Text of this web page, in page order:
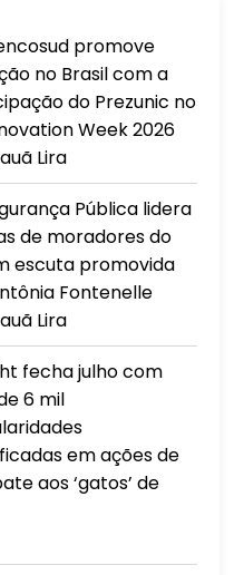
promove
no Brasil com a
do Prezunic no
Week 2026
Lira
Pública lidera
de moradores do
escuta promovida
Fontenelle
Lira
fecha julho com
6 mil
em ações de
aos ‘gatos’ de